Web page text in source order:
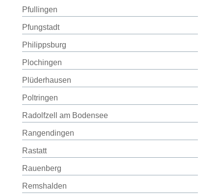
Pfullingen
Pfungstadt
Philippsburg
Plochingen
Plüderhausen
Poltringen
Radolfzell am Bodensee
Rangendingen
Rastatt
Rauenberg
Remshalden